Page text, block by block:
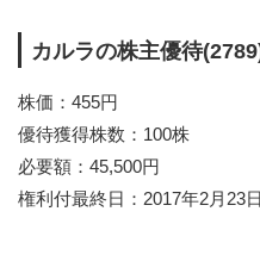
カルラの株主優待
株価：455円
優待獲得株数：100株
必要額：45,500円
権利付最終日：2017年2月23日